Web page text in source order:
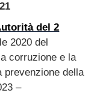
del 2
2020 del
corruzione e la
prevenzione della
–